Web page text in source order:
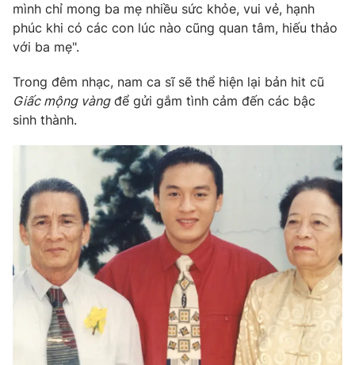
Liên hệ tòa soạn English
THỜI BÁO VTV
Theo dõi báo trên
Cơ quan chủ quản:Đài Truyền hình Việt Nam
Cơ quan báo chí:
Thời báo VTV
Giấy phép hoạt động báo in và báo điện tử số 483/GP-BTTTT
cấp ngày 29/12/2023
Tổng Biên tập:
Vũ Thanh Thủy
Phó Tổng Biên tập:
Nguyễn Thị Mỹ Hạnh, Phạm Quốc Thắng,
Nguyễn Trọng Ninh
Tổng đài VTV:
024.38 355 931 - 024.38 355 932
mình chỉ mong ba mẹ nhiều sức khỏe, vui vẻ, hạnh
phúc khi có các con lúc nào cũng quan tâm, hiếu thảo
với ba mẹ".
Trong đêm nhạc, nam ca sĩ sẽ thể hiện lại bản hit cũ
Giấc mộng vàngđể gửi gắm tình cảm đến các bậc
sinh thành.